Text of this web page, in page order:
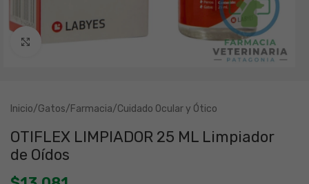
Clic para ampliar
Inicio/Gatos/Farmacia/Cuidado Ocular y Ótico
OTIFLEX LIMPIADOR 25 ML Limpiador
de Oídos